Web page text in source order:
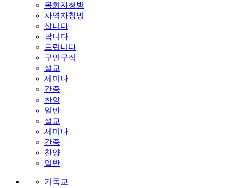
목회자청빙
사역자청빙
삽니다
팝니다
드립니다
구인구직
설교
세미나
간증
찬양
일반
설교
세미나
간증
찬양
일반
기독교